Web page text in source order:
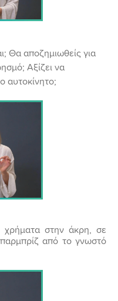
Θα αποζημιωθείς για
Αξίζει να
αυτοκίνητο;
χρήματα στην άκρη, σε
από το γνωστό